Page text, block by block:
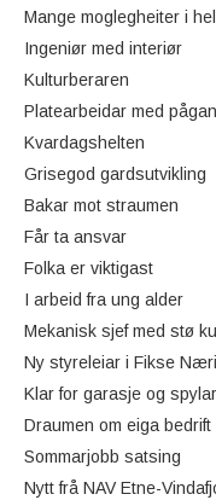
Mange moglegheiter i
Ingeniør med interiør
Kulturberaren
Platearbeidar med
Kvardagshelten
Grisegod gardsutvikling
Bakar mot straumen
Får ta ansvar
Folka er viktigast
I arbeid fra ung alder
Mekanisk sjef med stø
Ny styreleiar i Fikse
Klar for garasje og
Draumen om eiga bedrift
Sommarjobb satsing
Nytt frå NAV Etne-